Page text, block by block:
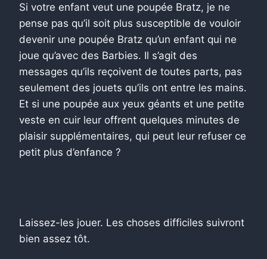
Si votre enfant veut une poupée Bratz, je ne
pense pas qu’il soit plus susceptible de vouloir
devenir une poupée Bratz qu’un enfant qui ne
joue qu’avec des Barbies. Il s’agit des
messages qu’ils reçoivent de toutes parts, pas
seulement des jouets qu’ils ont entre les mains.
Et si une poupée aux yeux géants et une petite
veste en cuir leur offrent quelques minutes de
plaisir supplémentaires, qui peut leur refuser ce
petit plus d’enfance ?
Laissez-les jouer. Les choses difficiles suivront
bien assez tôt.